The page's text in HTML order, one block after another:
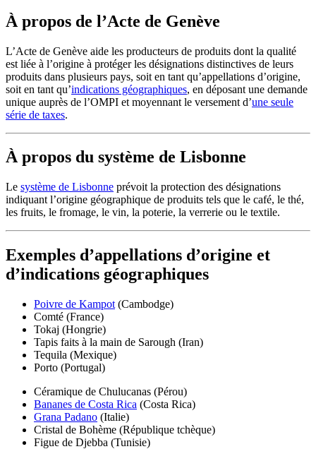
À propos de l’Acte de Genève
L’Acte de Genève aide les producteurs de produits dont la qualité
est liée à l’origine à protéger les désignations distinctives de leurs
produits dans plusieurs pays, soit en tant qu’appellations d’origine,
soit en tant qu’indications géographiques, en déposant une demande
unique auprès de l’OMPI et moyennant le versement d’​​​​​​​une seule
série de taxes.
À propos du système de Lisbonne
Le système de Lisbonne ​​​​​​​prévoit la protection des désignations
indiquant l’origine géographique de produits tels que le café, le thé,
les fruits, le fromage, le vin, la poterie, la verrerie ou le textile.
Exemples d’appellations d’origine et
d’indications géographiques
Poivre de Kampot (Cambodge)
Comté (France)
Tokaj (Hongrie)
Tapis faits à la main de Sarough (Iran)
Tequila (Mexique)
Porto (Portugal)
Céramique de Chulucanas (Pérou)
Bananes de Costa Rica (Costa Rica)
Grana Padano (Italie)
Cristal de Bohème (République tchèque)
Figue de Djebba (Tunisie)